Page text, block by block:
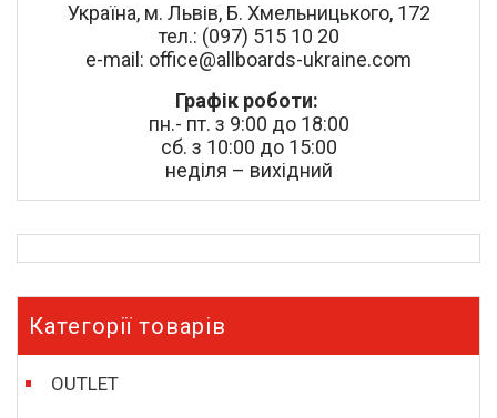
Україна, м. Львів, Б. Хмельницького, 172
тел.: (097) 515 10 20
e-mail: office@allboards-ukraine.com
Графік роботи:
пн.- пт. з 9:00 до 18:00
сб. з 10:00 до 15:00
неділя – вихідний
Категорії товарів
OUTLET